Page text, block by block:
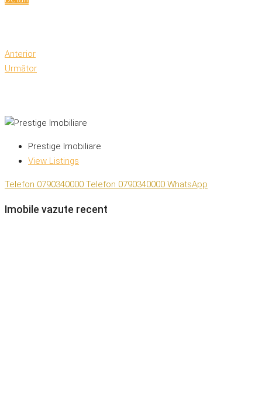
Anterior
Următor
Prestige Imobiliare
View Listings
Telefon 0790340000 Telefon 0790340000 WhatsApp
Imobile vazute recent